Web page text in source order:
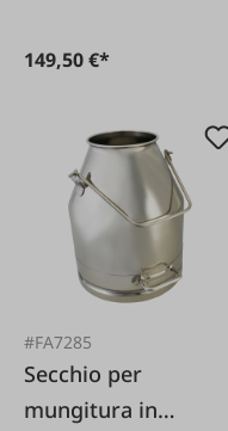
149,50 €*
#FA7285
Secchio per
mungitura in